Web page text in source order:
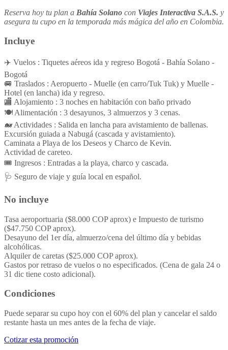
Reserva hoy tu plan a Bahía Solano con Viajes Interactiva S.A.S. y
asegura tu cupo en la temporada más mágica del año en Colombia.
Incluye
✈️ Vuelos : Tiquetes aéreos ida y regreso Bogotá - Bahía Solano -
Bogotá
🚐 Traslados : Aeropuerto - Muelle (en carro/Tuk Tuk) y Muelle -
Hotel (en lancha) ida y regreso.
🏬 Alojamiento : 3 noches en habitación con baño privado
🍽️ Alimentación : 3 desayunos, 3 almuerzos y 3 cenas.
🐋 Actividades : Salida en lancha para avistamiento de ballenas.
Excursión guiada a Nabugá (cascada y avistamiento).
Caminata a Playa de los Deseos y Charco de Kevin.
Actividad de careteo.
🎟️ Ingresos : Entradas a la playa, charco y cascada.
🩺 Seguro de viaje y guía local en español.
No incluye
Tasa aeroportuaria ($8.000 COP aprox) e Impuesto de turismo
($47.750 COP aprox).
Desayuno del 1er día, almuerzo/cena del último día y bebidas
alcohólicas.
Alquiler de caretas ($25.000 COP aprox).
Gastos por retraso de vuelos o no especificados. (Cena de gala 24 o
31 dic tiene costo adicional).
Condiciones
Puede separar su cupo hoy con el 60% del plan y cancelar el saldo
restante hasta un mes antes de la fecha de viaje.
Cotizar esta promoción